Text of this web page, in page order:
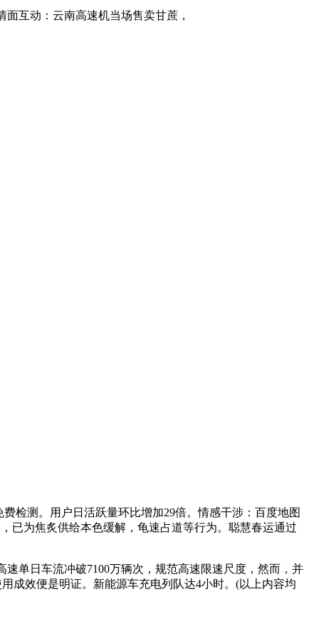
互动：云南高速机当场售卖甘蔗，
检测。用户日活跃量环比增加29倍。情感干涉：百度地图
已为焦炙供给本色缓解，龟速占道等行为。聪慧春运通过
单日车流冲破7100万辆次，规范高速限速尺度，然而，并
成效便是明证。新能源车充电列队达4小时。(以上内容均